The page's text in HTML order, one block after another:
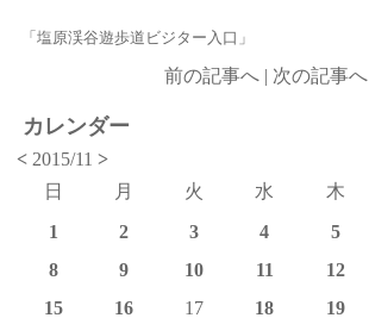
「塩原渓谷遊歩道ビジター入口」
前の記事へ | 次の記事へ
カレンダー
< 2015/11>
日
月 火 水 木
1
2 3 4 5
8
9 10 11 12
15
16 17 18 19